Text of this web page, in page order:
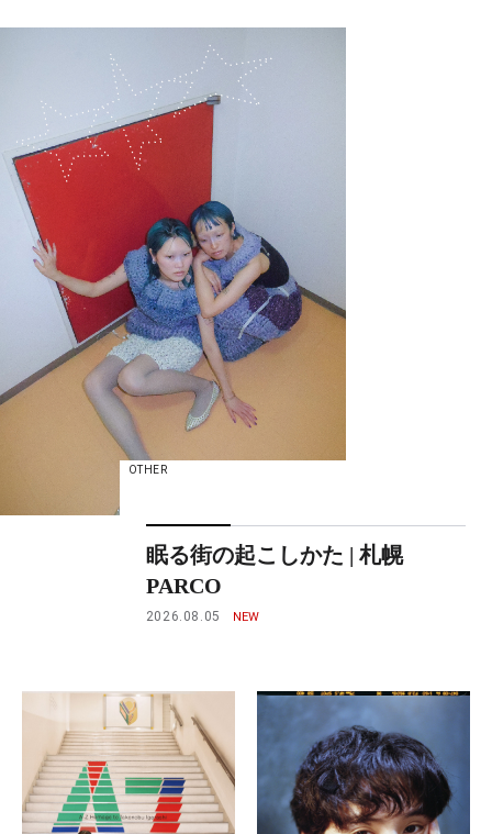
OTHER
眠る街の起こしかた | 札幌
PARCO
2026.08.05